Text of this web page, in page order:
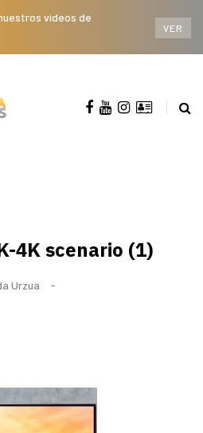
videos de
VER
4K scenario (1)
Urzua